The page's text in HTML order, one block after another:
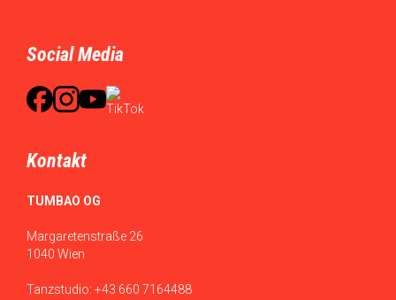
Social Media
Kontakt
TUMBAO OG
Margaretenstraße 26
1040 Wien
Tanzstudio: +43 660 7164488